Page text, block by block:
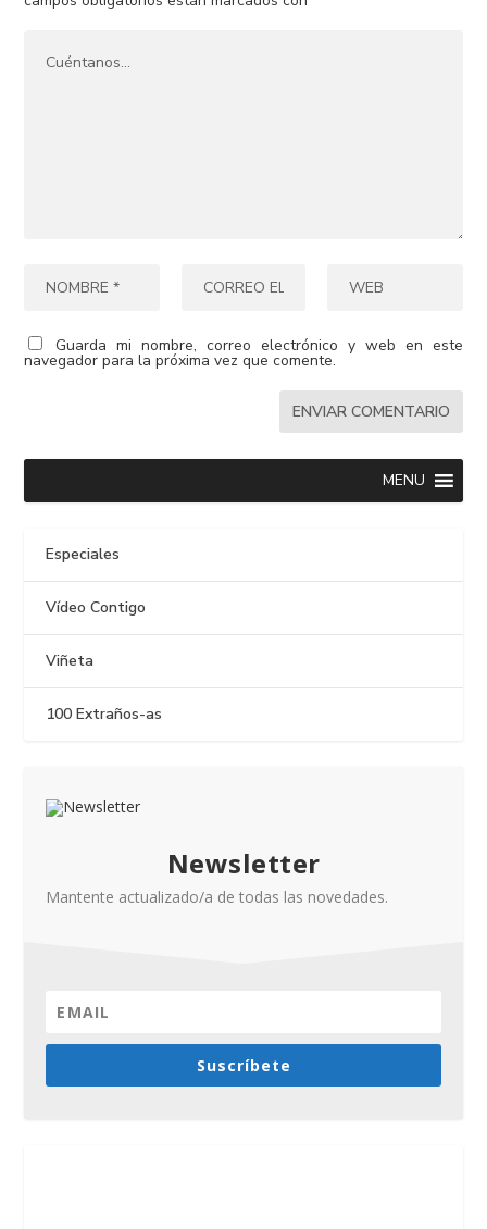
Guarda mi nombre, correo electrónico y web en este
navegador para la próxima vez que comente.
MENU
Especiales
Vídeo Contigo
Viñeta
100 Extraños-as
Newsletter
Mantente actualizado/a de todas las novedades.
Suscríbete